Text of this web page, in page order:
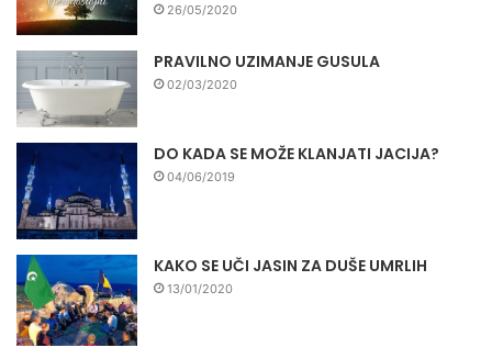
26/05/2020
PRAVILNO UZIMANJE GUSULA
02/03/2020
DO KADA SE MOŽE KLANJATI JACIJA?
04/06/2019
KAKO SE UČI JASIN ZA DUŠE UMRLIH
13/01/2020